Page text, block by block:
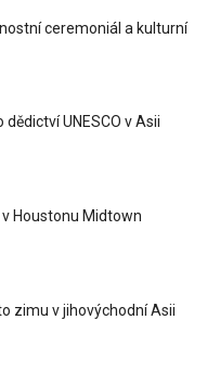
ceremoniál a kulturní
UNESCO v Asii
Houstonu Midtown
zimu v jihovýchodní Asii